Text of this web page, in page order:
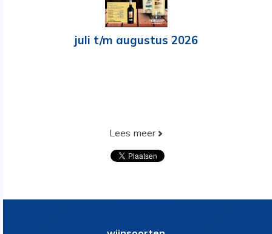
juli t/m augustus 2026
Lees meer